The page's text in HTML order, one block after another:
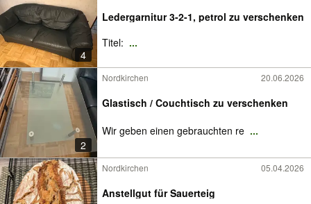
4
Ledergarnitur 3-2-1, petrol zu verschenken
Titel: ...
2
Nordkirchen 20.06.2026
Glastisch / Couchtisch zu verschenken
Wir geben einen gebrauchten re ...
Nordkirchen 05.04.2026
Anstellgut für Sauerteig